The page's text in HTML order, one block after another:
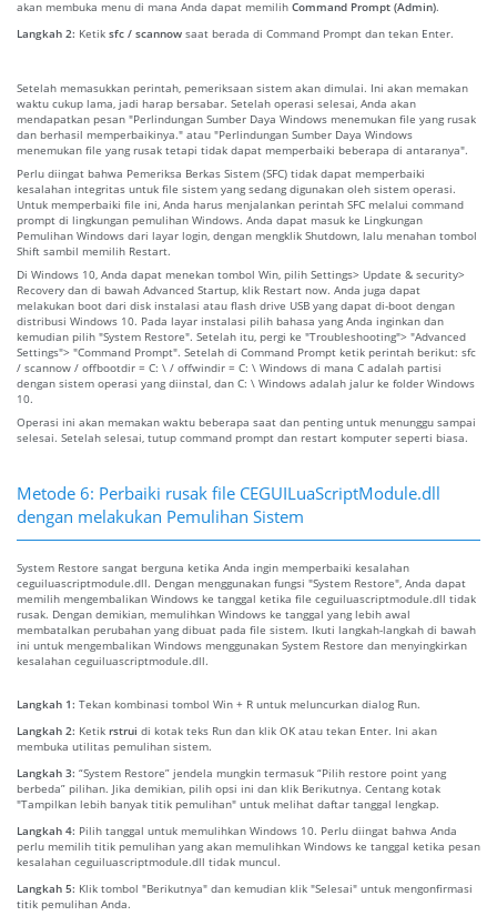
akan membuka menu di mana Anda dapat memilih Command Prompt (Admin).
Langkah 2: Ketik sfc / scannow saat berada di Command Prompt dan tekan Enter.
Setelah memasukkan perintah, pemeriksaan sistem akan dimulai. Ini akan memakan
waktu cukup lama, jadi harap bersabar. Setelah operasi selesai, Anda akan
mendapatkan pesan "Perlindungan Sumber Daya Windows menemukan file yang rusak
dan berhasil memperbaikinya." atau "Perlindungan Sumber Daya Windows
menemukan file yang rusak tetapi tidak dapat memperbaiki beberapa di antaranya".
Perlu diingat bahwa Pemeriksa Berkas Sistem (SFC) tidak dapat memperbaiki
kesalahan integritas untuk file sistem yang sedang digunakan oleh sistem operasi.
Untuk memperbaiki file ini, Anda harus menjalankan perintah SFC melalui command
prompt di lingkungan pemulihan Windows. Anda dapat masuk ke Lingkungan
Pemulihan Windows dari layar login, dengan mengklik Shutdown, lalu menahan tombol
Shift sambil memilih Restart.
Di Windows 10, Anda dapat menekan tombol Win, pilih Settings> Update & security>
Recovery dan di bawah Advanced Startup, klik Restart now. Anda juga dapat
melakukan boot dari disk instalasi atau flash drive USB yang dapat di-boot dengan
distribusi Windows 10. Pada layar instalasi pilih bahasa yang Anda inginkan dan
kemudian pilih "System Restore". Setelah itu, pergi ke "Troubleshooting"> "Advanced
Settings"> "Command Prompt". Setelah di Command Prompt ketik perintah berikut: sfc
/ scannow / offbootdir = C: \ / offwindir = C: \ Windows di mana C adalah partisi
dengan sistem operasi yang diinstal, dan C: \ Windows adalah jalur ke folder Windows
10.
Operasi ini akan memakan waktu beberapa saat dan penting untuk menunggu sampai
selesai. Setelah selesai, tutup command prompt dan restart komputer seperti biasa.
Metode 6: Perbaiki rusak file CEGUILuaScriptModule.dll
dengan melakukan Pemulihan Sistem
System Restore sangat berguna ketika Anda ingin memperbaiki kesalahan
ceguiluascriptmodule.dll. Dengan menggunakan fungsi "System Restore", Anda dapat
memilih mengembalikan Windows ke tanggal ketika file ceguiluascriptmodule.dll tidak
rusak. Dengan demikian, memulihkan Windows ke tanggal yang lebih awal
membatalkan perubahan yang dibuat pada file sistem. Ikuti langkah-langkah di bawah
ini untuk mengembalikan Windows menggunakan System Restore dan menyingkirkan
kesalahan ceguiluascriptmodule.dll.
Langkah 1: Tekan kombinasi tombol Win + R untuk meluncurkan dialog Run.
Langkah 2: Ketik rstrui di kotak teks Run dan klik OK atau tekan Enter. Ini akan
membuka utilitas pemulihan sistem.
Langkah 3: “System Restore” jendela mungkin termasuk “Pilih restore point yang
berbeda” pilihan. Jika demikian, pilih opsi ini dan klik Berikutnya. Centang kotak
"Tampilkan lebih banyak titik pemulihan" untuk melihat daftar tanggal lengkap.
Langkah 4: Pilih tanggal untuk memulihkan Windows 10. Perlu diingat bahwa Anda
perlu memilih titik pemulihan yang akan memulihkan Windows ke tanggal ketika pesan
kesalahan ceguiluascriptmodule.dll tidak muncul.
Langkah 5: Klik tombol "Berikutnya" dan kemudian klik "Selesai" untuk mengonfirmasi
titik pemulihan Anda.